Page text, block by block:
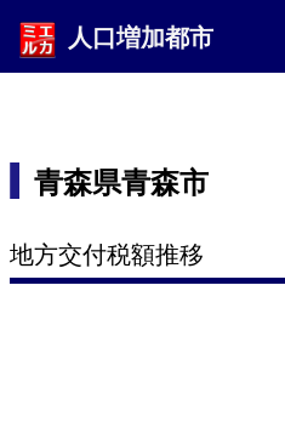
人口増加都市
青森県青森市
地方交付税額推移